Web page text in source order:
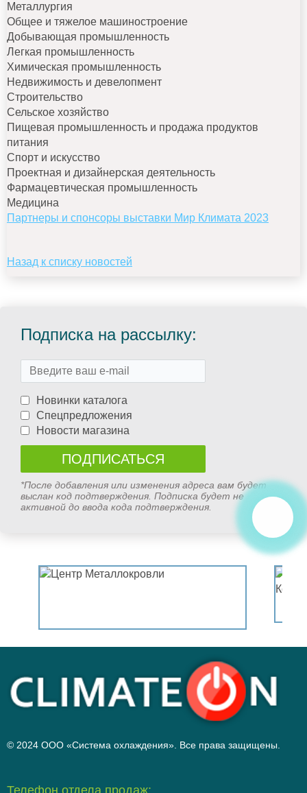
Металлургия
Общее и тяжелое машиностроение
Добывающая промышленность
Легкая промышленность
Химическая промышленность
Недвижимость и девелопмент
Строительство
Сельское хозяйство
Пищевая промышленность и продажа продуктов
питания
Спорт и искусство
Проектная и дизайнерская деятельность
Фармацевтическая промышленность
Медицина
Партнеры и спонсоры выставки Мир Климата 2023
Назад к списку новостей
Подписка на рассылку:
Новинки каталога
Спецпредложения
Новости магазина
*После добавления или изменения адреса вам будет
выслан код подтверждения. Подписка будет не
активной до ввода кода подтверждения.
© 2024 ООО «Система охлаждения». Все права защищены.
Телефон отдела продаж: